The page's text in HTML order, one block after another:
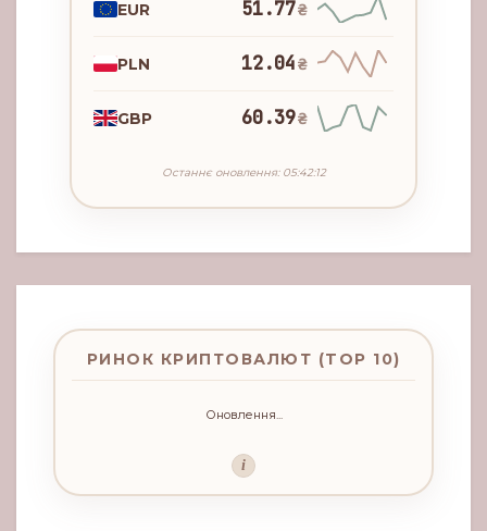
EUR 51.77₴
PLN 12.04₴
GBP 60.39₴
Останнє оновлення: 05:42:12
РИНОК КРИПТОВАЛЮТ (TOP 10)
Оновлення...
i